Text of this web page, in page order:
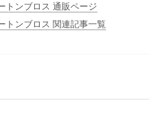
トンブロス 通販ページ
トンブロス 関連記事一覧